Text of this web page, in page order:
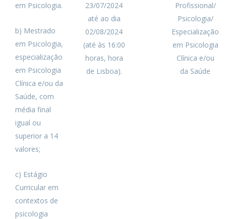
em Psicologia.
b) Mestrado
em Psicologia,
especialização
em Psicologia
Clínica e/ou da
Saúde, com
média final
igual ou
superior a 14
valores;
c) Estágio
Curricular em
contextos de
psicologia
23/07/2024
até ao dia
02/08/2024
(até às 16:00
horas, hora
de Lisboa).
Profissional/
Psicologia/
Especialização
em Psicologia
Clínica e/ou
da Saúde